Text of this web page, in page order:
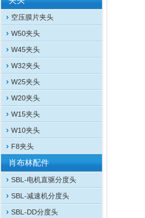
空压膜片夹头
W50夹头
W45夹头
W32夹头
W25夹头
W20夹头
W15夹头
W10夹头
F8夹头
肖布林配件
SBL-电机直驱分度头
SBL-减速机分度头
SBL-DD分度头